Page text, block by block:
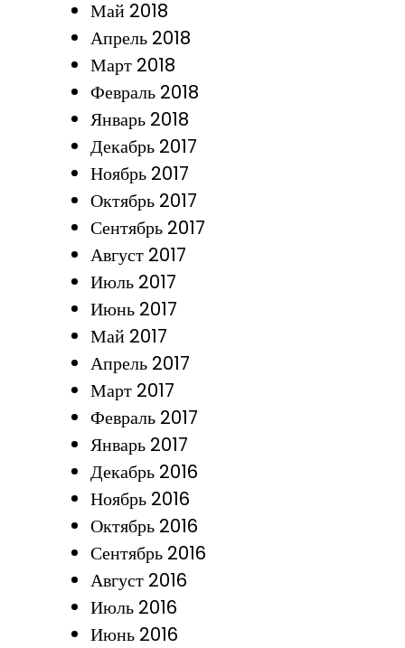
Май 2018
Апрель 2018
Март 2018
Февраль 2018
Январь 2018
Декабрь 2017
Ноябрь 2017
Октябрь 2017
Сентябрь 2017
Август 2017
Июль 2017
Июнь 2017
Май 2017
Апрель 2017
Март 2017
Февраль 2017
Январь 2017
Декабрь 2016
Ноябрь 2016
Октябрь 2016
Сентябрь 2016
Август 2016
Июль 2016
Июнь 2016